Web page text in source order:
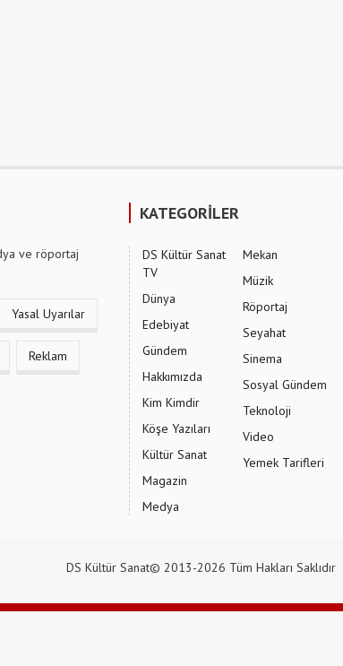
ve röportaj
Yasal Uyarılar
Reklam
KATEGORİLER
DS Kültür Sanat
TV
Dünya
Edebiyat
Gündem
Hakkımızda
Kim Kimdir
Köşe Yazıları
Kültür Sanat
Magazin
Medya
Mekan
Müzik
Röportaj
Seyahat
Sinema
Sosyal Gündem
Teknoloji
Video
Yemek Tarifleri
DS Kültür Sanat© 2013-2026 Tüm Hakları Saklıdır